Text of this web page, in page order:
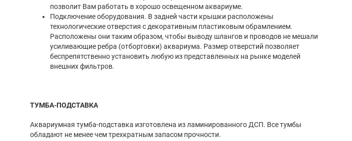
позволит Вам работать в хорошо освещенном аквариуме.
Подключение оборудования. В задней части крышки расположены
технологические отверстия с декоративным пластиковым обрамлением.
Расположены они таким образом, чтобы выводу шлангов и проводов не мешали
усиливающие ребра (отбортовки) аквариума. Размер отверстий позволяет
беспрепятственно установить любую из представленных на рынке моделей
внешних фильтров.
ТУМБА-ПОДСТАВКА
Аквариумная тумба-подставка изготовлена из ламинированного ДСП. Все тумбы
обладают не менее чем трехкратным запасом прочности.